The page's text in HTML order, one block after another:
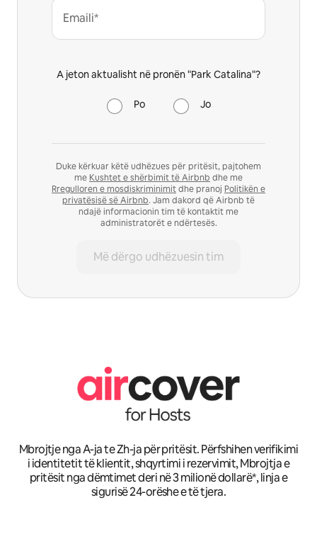
Emaili*
A jeton aktualisht në pronën "Park Catalina"?
Po Jo
Duke kërkuar këtë udhëzues për pritësit, pajtohem
me Kushtet e shërbimit të Airbnb dhe me
Rregulloren e mosdiskriminimitdhe pranoj Politikën e
privatësisë së Airbnb. Jam dakord që Airbnb të
ndajë informacionin tim të kontaktit me
administratorët e ndërtesës.
Më dërgo udhëzuesin tim
Mbrojtje nga A-ja te Zh-ja për pritësit. Përfshihen verifikimi
i identitetit të klientit, shqyrtimi i rezervimit, Mbrojtja e
pritësit nga dëmtimet deri në 3 milionë dollarë*, linja e
sigurisë 24-orëshe e të tjera.